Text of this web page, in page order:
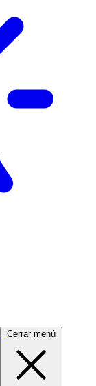
Cerrar menú